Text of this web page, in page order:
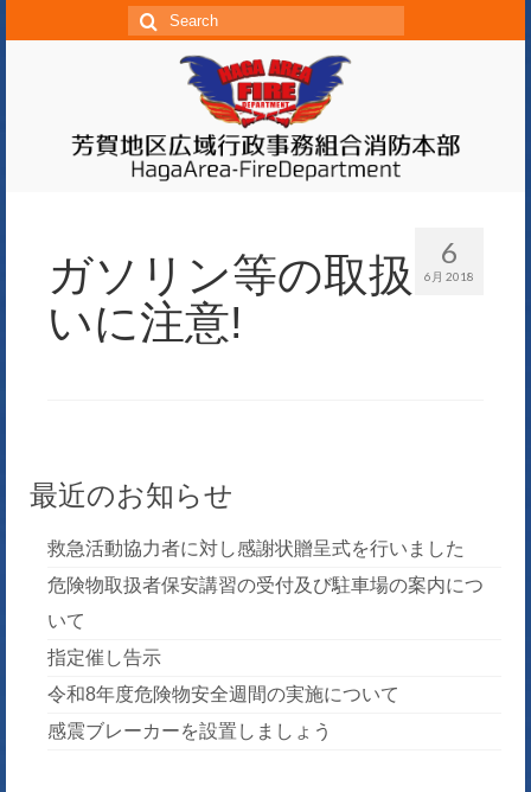
c
h
r:
6
6月 2018
ガソリン等の取扱
いに注意!
最近のお知らせ
救急活動協力者に対し感謝状贈呈式を行いました
危険物取扱者保安講習の受付及び駐車場の案内につ
いて
指定催し告示
令和8年度危険物安全週間の実施について
感震ブレーカーを設置しましょう